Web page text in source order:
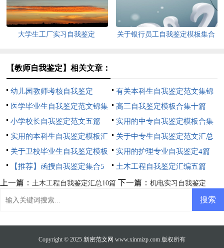
大学生工厂实习自我鉴定
关于银行员工自我鉴定模板集合
【教师自我鉴定】相关文章：
幼儿园教师考核自我鉴定
有关本科生自我鉴定范文集锦
八篇
医学毕业生自我鉴定范文锦集
8篇
高三自我鉴定模板合集十篇
小学校长自我鉴定范文五篇
实用的中专自我鉴定模板合集
六篇
实用的本科生自我鉴定模板汇
编8篇
关于中专生自我鉴定范文汇总
7篇
关于卫校毕业生自我鉴定模板
汇编六篇
实用的护理专业自我鉴定4篇
【推荐】函授自我鉴定集合5
篇
土木工程自我鉴定汇编五篇
上一篇： 土木工程自我鉴定汇总10篇 下一篇： 机电实习自我鉴定
Copyright © 2025 新密范文网 www.xinmizp.com 版权所有